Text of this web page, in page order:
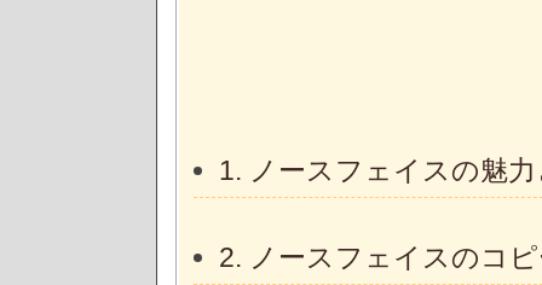
1. ノースフェイスの魅
2. ノースフェイスのコ